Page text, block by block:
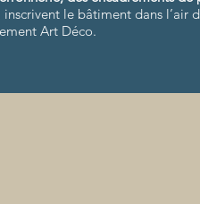
inscrivent le bâtiment dans l’air
Art Déco.